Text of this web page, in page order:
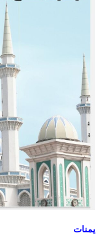
يمنات